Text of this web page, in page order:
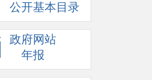
公开基本目录
政府网站
年报